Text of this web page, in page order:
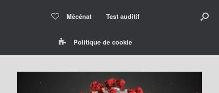
Mécénat Test auditif
Politique de cookie